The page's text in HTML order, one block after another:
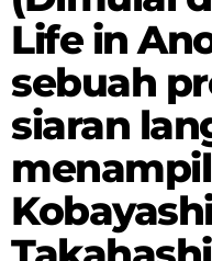
Life in
sebuah
siaran